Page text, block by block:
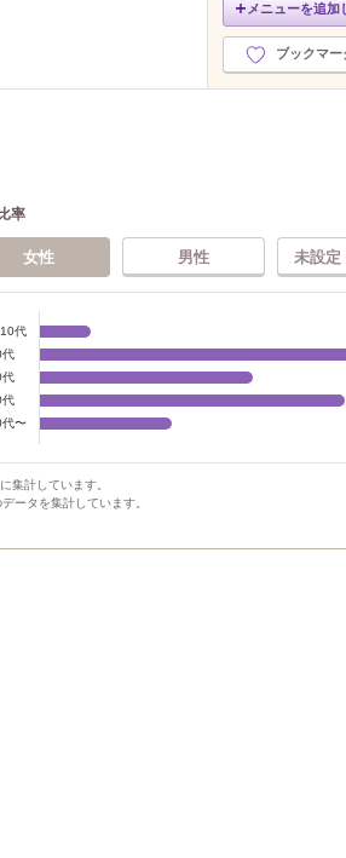
メニューを追加
ブックマー
率
女性 男性 未設定
代
代
代
代
〜
集計しています。
ータを集計しています。